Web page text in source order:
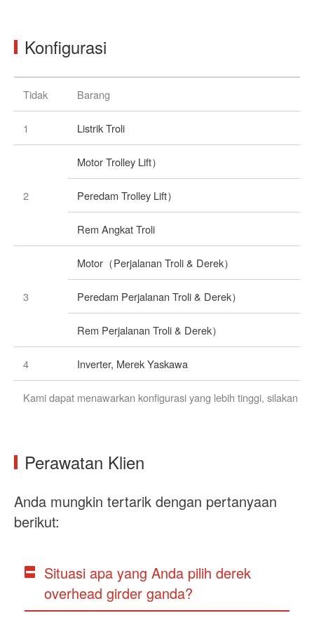
Konfigurasi
Tidak Barang
1 Listrik Troli
2
Motor Trolley Lift）
Peredam Trolley Lift）
Rem Angkat Troli
3
Motor（Perjalanan Troli & Derek）
Peredam Perjalanan Troli & Derek）
Rem Perjalanan Troli & Derek）
4 Inverter, Merek Yaskawa
Kami dapat menawarkan konfigurasi yang lebih tinggi, silakan
Perawatan Klien
Anda mungkin tertarik dengan pertanyaan
berikut:
Situasi apa yang Anda pilih derek
overhead girder ganda?